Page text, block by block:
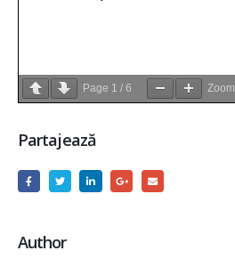
Page 1 / 6 Zoom
Partajează
Author